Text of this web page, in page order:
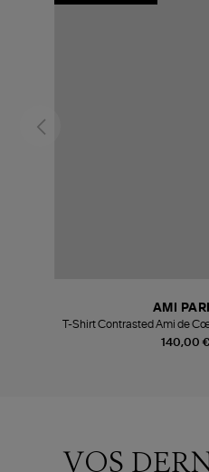
140,00 €
AMI
T-Shirt Contrasted Ami de
VOS